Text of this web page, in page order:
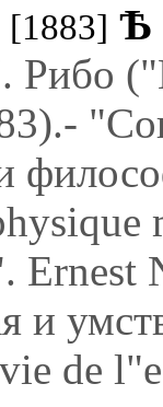
[1883] Ѣ
Рибо
Ernest
и
de